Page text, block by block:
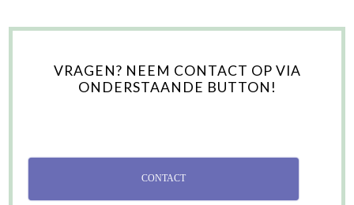
VRAGEN? NEEM CONTACT OP VIA
ONDERSTAANDE BUTTON!
CONTACT